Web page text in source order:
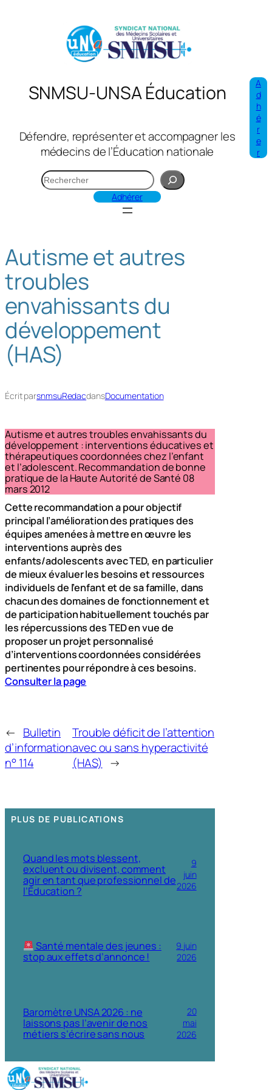
SNMSU-UNSA Éducation
Défendre, représenter et accompagner les
médecins de l’Éducation nationale
R
e
r
c
h
e
r
Adhérer
A
d
h
é
r
e
r
Autisme et autres
troubles
envahissants du
développement
(HAS)
Écrit parsnmsuRedacdansDocumentation
Autisme et autres troubles envahissants du
développement : interventions éducatives et
thérapeutiques coordonnées chez l’enfant
et l’adolescent. Recommandation de bonne
pratique de la Haute Autorité de Santé 08
mars 2012
Cette recommandation a pour objectif
principal l’amélioration des pratiques des
équipes amenées à mettre en œuvre les
interventions auprès des
enfants/adolescents avec TED, en particulier
de mieux évaluer les besoins et ressources
individuels de l’enfant et de sa famille, dans
chacun des domaines de fonctionnement et
de participation habituellement touchés par
les répercussions des TED en vue de
proposer un projet personnalisé
d’interventions coordonnées considérées
pertinentes pour répondre à ces besoins.
Consulter la page
← Bulletin
d’information
n° 114
Trouble déficit de l’attention
avec ou sans hyperactivité
(HAS) →
PLUS DE PUBLICATIONS
Quand les mots blessent,
excluent ou divisent, comment
agir en tant que professionnel de
l’Éducation ?
9
juin
2026
Santé mentale des jeunes :
stop aux effets d’annonce !
9 juin
2026
Baromètre UNSA 2026 : ne
laissons pas l’avenir de nos
métiers s’écrire sans nous
20
mai
2026